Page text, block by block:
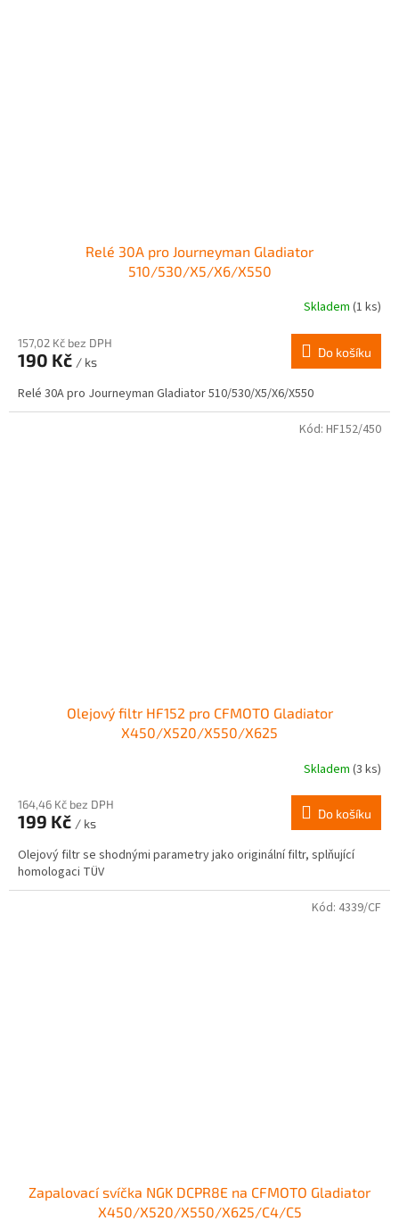
Relé 30A pro Journeyman Gladiator
510/530/X5/X6/X550
Skladem (1 ks)
157,02 Kč bez DPH
190 Kč / ks
Do košíku
Relé 30A pro Journeyman Gladiator 510/530/X5/X6/X550
Olejový filtr HF152 pro CFMOTO Gladiator
X450/X520/X550/X625
produktu
je
z
5
hvězdiček.
Skladem(3 ks)
164,46 Kč bez DPH
199 Kč / ks
Do košíku
Olejový filtr se shodnými parametry jako originální filtr, splňující
homologaci TÜV
Kód: HF152/450
Zapalovací svíčka NGK DCPR8E na CFMOTO Gladiator
X450/X520/X550/X625/C4/C5
Kód: 4339/CF